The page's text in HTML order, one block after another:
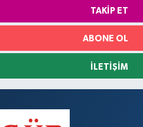
TAKIP ET
ABONE OL
İLETIŞIM